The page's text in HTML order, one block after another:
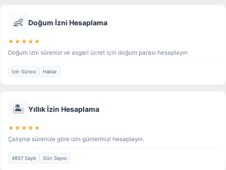
👶 Doğum İzni Hesaplama
★★★★★
Doğum izni sürenizi ve asgari ücret için doğum parası hesaplayın
İzin Süresi Haklar
🏝️ Yıllık İzin Hesaplama
★★★★★
Çalışma sürenize göre izin günlerinizi hesaplayın.
4857 Sayılı Gün Sayısı